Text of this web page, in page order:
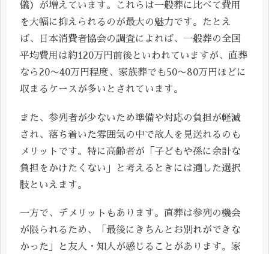
儀）が増えています。これらは一般葬に比べて費用
を大幅に抑えられるのが最大の魅力です。たとえ
ば、日本消費者協会の調査によれば、一般葬の全国
平均費用は約120万円前後といわれていますが、直葬
なら20〜40万円程度、家族葬でも50〜80万円ほどに
収まるケースが多いとされています。
また、参列者が少ないため準備や対応の負担が軽減
され、落ち着いた雰囲気の中で故人を見送れるのも
メリットです。特に高齢者が「子どもや孫に余計な
負担をかけたくない」と考えるときには適した選択
肢といえます。
一方で、デメリットもあります。直葬は参列の機会
が限られるため、「最後にきちんとお別れができな
かった」と友人・知人が感じることがあります。家